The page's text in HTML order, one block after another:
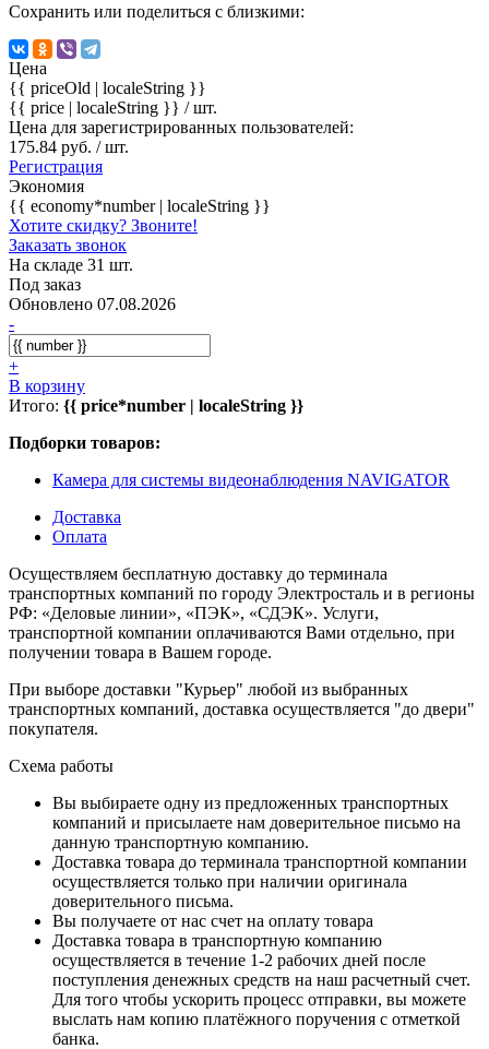
Сохранить или поделиться с близкими:
Цена
{{ priceOld | localeString }}
{{ price | localeString }} / шт.
Цена для зарегистрированных пользователей:
175.84 руб. / шт.
Регистрация
Экономия
{{ economy*number | localeString }}
Хотите скидку? Звоните!
Заказать звонок
На складе 31 шт.
Под заказ
Обновлено 07.08.2026
-
+
В корзину
Итого: {{ price*number | localeString }}
Подборки товаров:
Камера для системы видеонаблюдения NAVIGATOR
Доставка
Оплата
Осуществляем бесплатную доставку до терминала
транспортных компаний по городу Электросталь и в регионы
РФ: «Деловые линии», «ПЭК», «СДЭК». Услуги,
транспортной компании оплачиваются Вами отдельно, при
получении товара в Вашем городе.
При выборе доставки "Курьер" любой из выбранных
транспортных компаний, доставка осуществляется "до двери"
покупателя.
Схема работы
Вы выбираете одну из предложенных транспортных
компаний и присылаете нам доверительное письмо на
данную транспортную компанию.
Доставка товара до терминала транспортной компании
осуществляется только при наличии оригинала
доверительного письма.
Вы получаете от нас счет на оплату товара
Доставка товара в транспортную компанию
осуществляется в течение 1-2 рабочих дней после
поступления денежных средств на наш расчетный счет.
Для того чтобы ускорить процесс отправки, вы можете
выслать нам копию платёжного поручения с отметкой
банка.